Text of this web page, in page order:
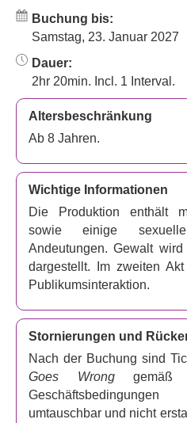
Broadways fortgesetzt – ein
lachen gibt, wenn Unfug in der
Geschrieben von den
Teammitgliedern
Henry Sheilds, ist „A
eine urkomische
Weihnachtsklassiker in ein
Pannen und Chaos
Körperkomik und
perfekte Weihnachtsgenuss,
zum Lachen bringt.
Buchung bis:
Samstag, 23. Januar 2027
Dauer:
2hr 20min. Incl. 1 Interval.
Altersbeschränkung
Ab 8 Jahren.
Wichtige Informationen
Die Produktion enthält
sowie einige
Andeutungen. Gewalt
dargestellt. Im zweiten
Publikumsinteraktion.
Stornierungen und
Nach der Buchung sind
Goes Wronggemäß
umtauschbar und nicht